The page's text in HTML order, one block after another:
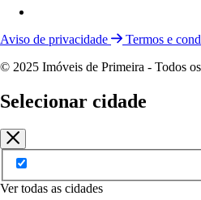
Aviso de privacidade
Termos e
© 2025 Imóveis de Primeira - Todos
Selecionar cidade
Ver todas as cidades